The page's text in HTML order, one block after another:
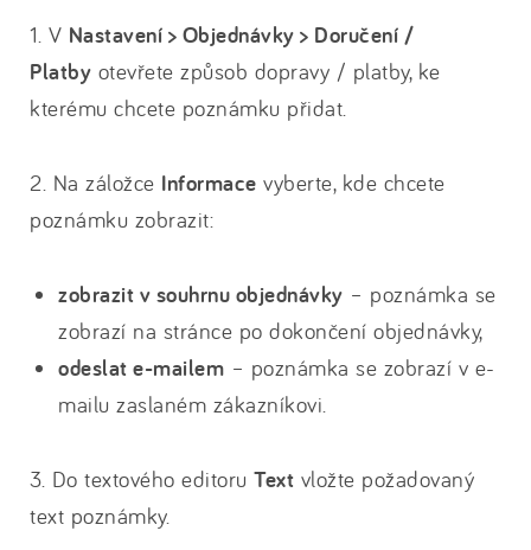
1. V Nastavení > Objednávky > Doručení /
Platby otevřete způsob dopravy / platby, ke
kterému chcete poznámku přidat.
2. Na záložce Informace vyberte, kde chcete
poznámku zobrazit:
zobrazit v souhrnu objednávky – poznámka se
zobrazí na stránce po dokončení objednávky,
odeslat e-mailem – poznámka se zobrazí v e-
mailu zaslaném zákazníkovi.
3. Do textového editoru Text vložte požadovaný
text poznámky.